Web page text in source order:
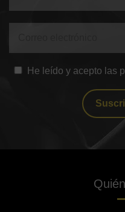
He leído y acepto las